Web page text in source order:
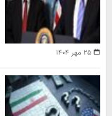
۲۵ مهر ۱۴۰۴